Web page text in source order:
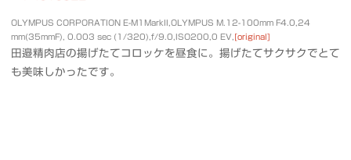
OLYMPUS CORPORATION E-M1MarkII,OLYMPUS M.12-100mm F4.0,24
mm(35mmF), 0.003 sec (1/320),f/9.0,ISO200,0 EV, [original]
田邉精肉店の揚げたてコロッケを昼食に。揚げたてサクサクでとて
も美味しかったです。